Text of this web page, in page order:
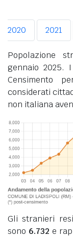
2020 2021
Popolazione
gennaio 2025.
Censimento
considerati
non italiana
Gli stranieri
sono 6.732 e